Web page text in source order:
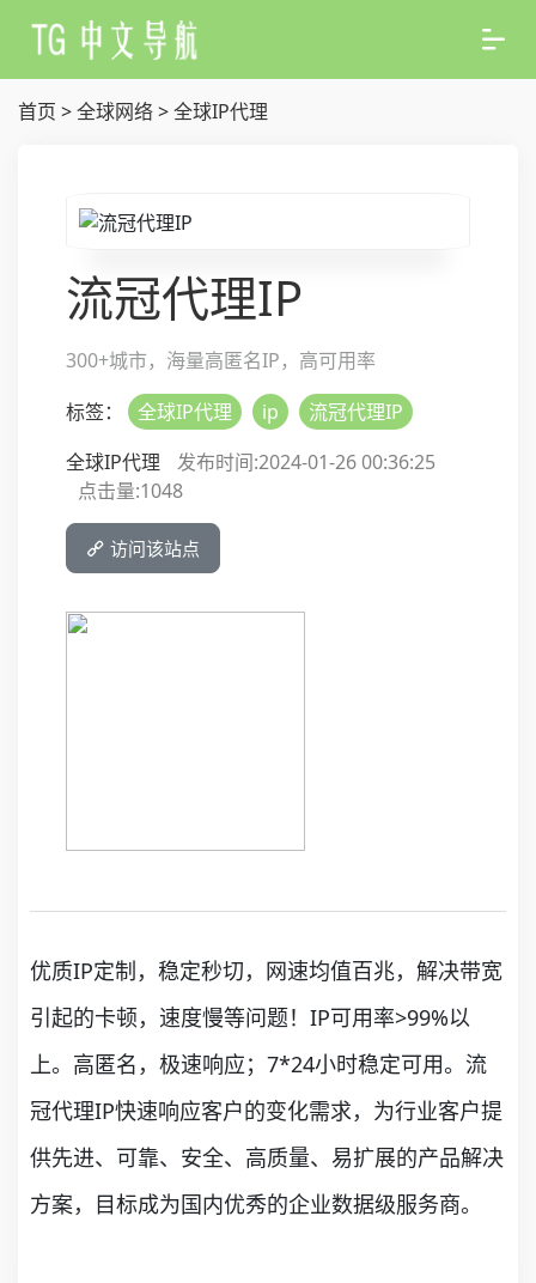
首页 >全球网络>全球IP代理
流冠代理IP
300+城市，海量高匿名IP，高可用率
标签：
全球IP代理 ip
流冠代理IP
全球IP代理
发布时间:2024-01-26 00:36:25
点击量:1048
访问该站点
优质IP定制，稳定秒切，网速均值百兆，解决带宽
引起的卡顿，速度慢等问题！IP可用率>99%以
上。高匿名，极速响应；7*24小时稳定可用。流
冠代理IP快速响应客户的变化需求，为行业客户提
供先进、可靠、安全、高质量、易扩展的产品解决
方案，目标成为国内优秀的企业数据级服务商。